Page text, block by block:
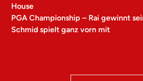
House
PGA Championship – Rai gewinnt
Schmid spielt ganz vorn mit